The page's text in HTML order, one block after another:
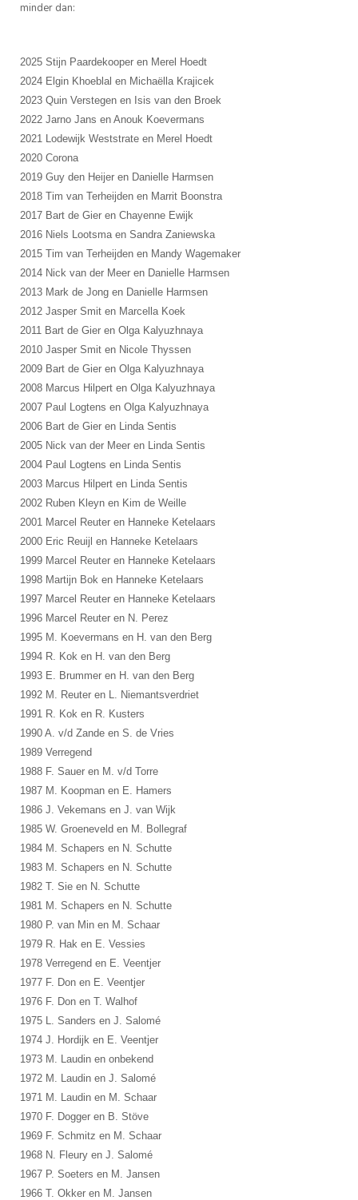
minder dan:
2025 Stijn Paardekooper en Merel Hoedt
2024 Elgin Khoeblal en Michaëlla Krajicek
2023 Quin Verstegen en Isis van den Broek
2022 Jarno Jans en Anouk Koevermans
2021 Lodewijk Weststrate en Merel Hoedt
2020 Corona
2019 Guy den Heijer en Danielle Harmsen
2018 Tim van Terheijden en Marrit Boonstra
2017 Bart de Gier en Chayenne Ewijk
2016 Niels Lootsma en Sandra Zaniewska
2015 Tim van Terheijden en Mandy Wagemaker
2014 Nick van der Meer en Danielle Harmsen
2013 Mark de Jong en Danielle Harmsen
2012 Jasper Smit en Marcella Koek
2011 Bart de Gier en Olga Kalyuzhnaya
2010 Jasper Smit en Nicole Thyssen
2009 Bart de Gier en Olga Kalyuzhnaya
2008 Marcus Hilpert en Olga Kalyuzhnaya
2007 Paul Logtens en Olga Kalyuzhnaya
2006 Bart de Gier en Linda Sentis
2005 Nick van der Meer en Linda Sentis
2004 Paul Logtens en Linda Sentis
2003 Marcus Hilpert en Linda Sentis
2002 Ruben Kleyn en Kim de Weille
2001 Marcel Reuter en Hanneke Ketelaars
2000 Eric Reuijl en Hanneke Ketelaars
1999 Marcel Reuter en Hanneke Ketelaars
1998 Martijn Bok en Hanneke Ketelaars
1997 Marcel Reuter en Hanneke Ketelaars
1996 Marcel Reuter en N. Perez
1995 M. Koevermans en H. van den Berg
1994 R. Kok en H. van den Berg
1993 E. Brummer en H. van den Berg
1992 M. Reuter en L. Niemantsverdriet
1991 R. Kok en R. Kusters
1990 A. v/d Zande en S. de Vries
1989 Verregend
1988 F. Sauer en M. v/d Torre
1987 M. Koopman en E. Hamers
1986 J. Vekemans en J. van Wijk
1985 W. Groeneveld en M. Bollegraf
1984 M. Schapers en N. Schutte
1983 M. Schapers en N. Schutte
1982 T. Sie en N. Schutte
1981 M. Schapers en N. Schutte
1980 P. van Min en M. Schaar
1979 R. Hak en E. Vessies
1978 Verregend en E. Veentjer
1977 F. Don en E. Veentjer
1976 F. Don en T. Walhof
1975 L. Sanders en J. Salomé
1974 J. Hordijk en E. Veentjer
1973 M. Laudin en onbekend
1972 M. Laudin en J. Salomé
1971 M. Laudin en M. Schaar
1970 F. Dogger en B. Stöve
1969 F. Schmitz en M. Schaar
1968 N. Fleury en J. Salomé
1967 P. Soeters en M. Jansen
1966 T. Okker en M. Jansen